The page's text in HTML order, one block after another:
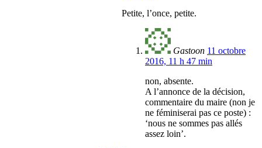
Petite, l’once, petite.
Gastoon 11 octobre
2016, 11 h 47 min
non, absente.
A l’annonce de la décision,
commentaire du maire (non je
ne féminiserai pas ce poste) :
‘nous ne sommes pas allés
assez loin’.